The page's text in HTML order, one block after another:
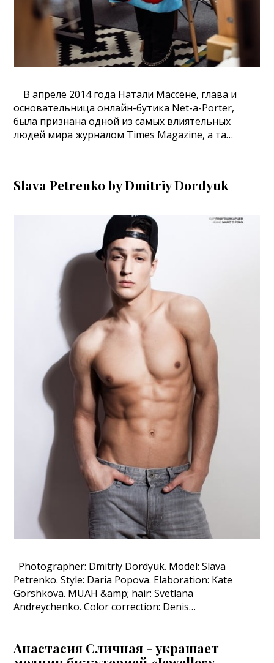
В апреле 2014 года Натали Массене, глава и
основательница онлайн-бутика Net-a-Porter,
была признана одной из самых влиятельных
людей мира журналом Times Magazine, а та…
Slava Petrenko by Dmitriy Dordyuk
Photographer: Dmitriy Dordyuk. Model: Slava
Petrenko. Style: Daria Popova. Elaboration: Kate
Gorshkova. MUAH &amp; hair: Svetlana
Andreychenko. Color correction: Denis…
Анастасия Сличная - украшает